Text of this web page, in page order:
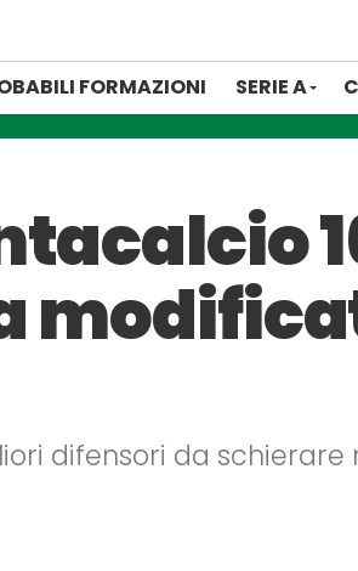
FORMAZIONI SERIE A
difensori da